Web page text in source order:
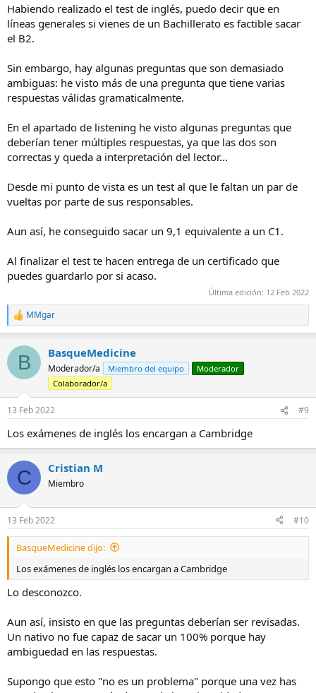
:
Habiendo realizado el test de inglés, puedo decir que en
líneas generales si vienes de un Bachillerato es factible sacar
el B2.
Sin embargo, hay algunas preguntas que son demasiado
ambiguas: he visto más de una pregunta que tiene varias
respuestas válidas gramaticalmente.
En el apartado de listening he visto algunas preguntas que
deberían tener múltiples respuestas, ya que las dos son
correctas y queda a interpretación del lector...
Desde mi punto de vista es un test al que le faltan un par de
vueltas por parte de sus responsables.
Aun así, he conseguido sacar un 9,1 equivalente a un C1.
Al finalizar el test te hacen entrega de un certificado que
puedes guardarlo por si acaso.
Última edición: 12 Feb 2022
R
e
c
i
n
e
s
:
MMgar
B BasqueMedicine
Moderador/a Miembro del equipo
Moderador
Colaborador/a
13 Feb 2022 #9
Los exámenes de inglés los encargan a Cambridge
C Cristian M
Miembro
13 Feb 2022 #10
BasqueMedicine dijo:
Los exámenes de inglés los encargan a Cambridge
Lo desconozco.
Aun así, insisto en que las preguntas deberían ser revisadas.
Un nativo no fue capaz de sacar un 100% porque hay
ambiguedad en las respuestas.
Supongo que esto "no es un problema" porque una vez has